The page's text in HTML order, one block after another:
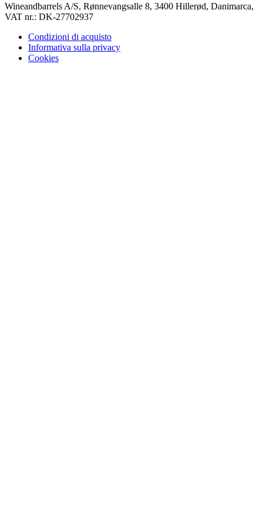
Wineandbarrels A/S, Rønnevangsalle 8, 3400 Hillerød, Danimarca,
VAT nr.: DK-27702937
Condizioni di acquisto
Informativa sulla privacy
Cookies